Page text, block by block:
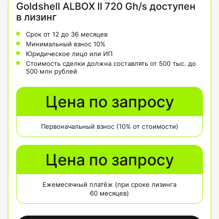
Goldshell ALBOX II 720 Gh/s доступен
в лизинг
Срок от 12 до 36 месяцев
Минимальный взнос 10%
Юридическое лицо или ИП
Стоимость сделки должна составлять от 500 тыс. до
500 млн рублей
Цена по запросу
Первоначальный взнос (10% от стоимости)
Цена по запросу
Ежемесячный платёж (при сроке лизинга
60 месяцев)